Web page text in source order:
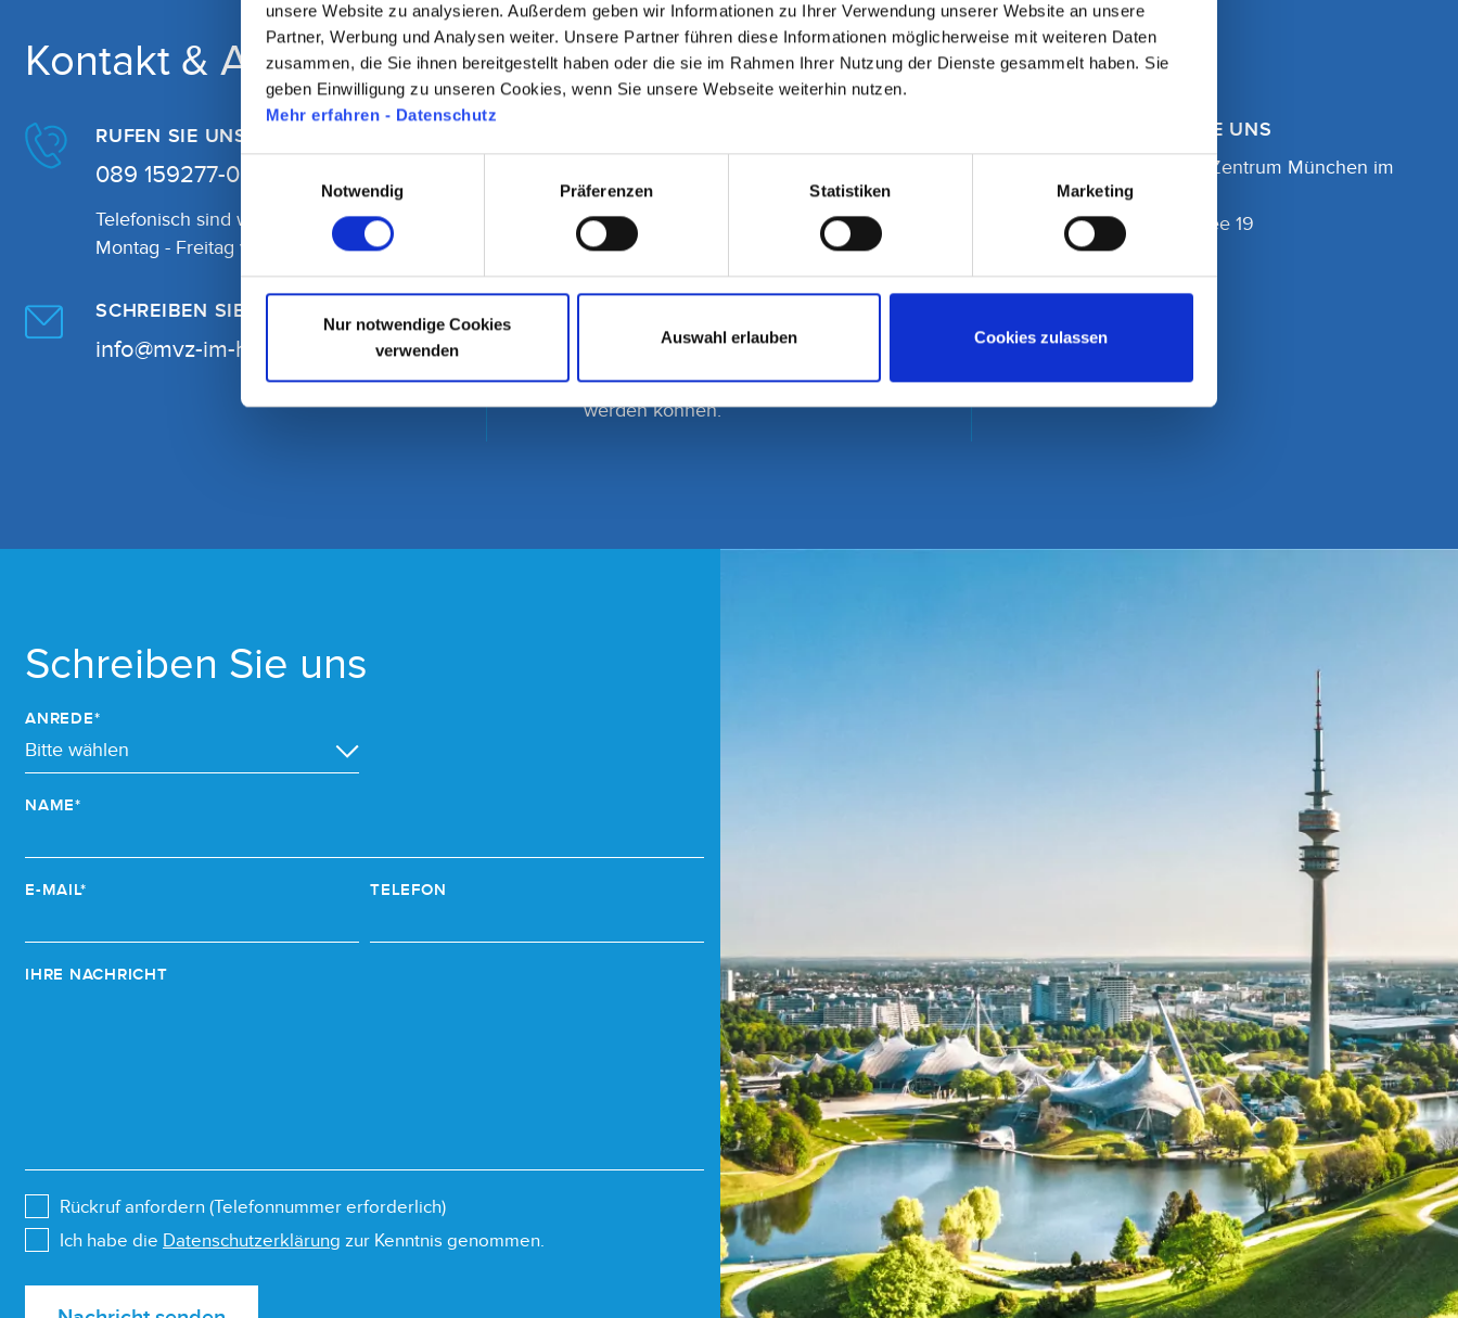
unsere Website zu analysieren. Außerdem geben wir Informationen zu Ihrer Verwendung unserer Website an unsere
Partner, Werbung und Analysen weiter. Unsere Partner führen diese Informationen möglicherweise mit weiteren Daten
zusammen, die Sie ihnen bereitgestellt haben oder die sie im Rahmen Ihrer Nutzung der Dienste gesammelt haben. Sie
geben Einwilligung zu unseren Cookies, wenn Sie unsere Webseite weiterhin nutzen.
Mehr erfahren - Datenschutz
Notwendig
Präferenzen Statistiken Marketing
Nur notwendige Cookies
verwenden
Auswahl erlauben Cookies zulassen
Kontakt & Anfahrt
RUFEN SIE UNS AN
089 159277-0
Telefonisch sind wir erreichbar:
Montag - Freitag von 07:30 - 19:00 Uhr
SCHREIBEN SIE UNS
info@mvz-im-helios.de
Do.
Fr.
und nach Vereinbarung
Für Patienten mit akuten Beschwerden
Tag ab 08:00 Uhr telefonisch abgefragt
werden können.
HIER FINDEN SIE UNS
OZM Orthopädie Zentrum München im
Helios | MVZ
Helene-Weber-Allee 19
80637 München
Schreiben Sie uns
ANREDE*
NAME*
E-MAIL* TELEFON
IHRE NACHRICHT
Rückruf anfordern (Telefonnummer erforderlich)
Ich habe die Datenschutzerklärung zur Kenntnis genommen.